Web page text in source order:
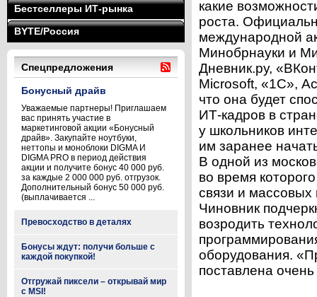
Бестселлеры ИТ-рынка
BYTE/Россия
Спецпредложения
Бонусный драйв
Уважаемые партнеры! Приглашаем
вас принять участие в
маркетинговой акции «Бонусный
драйв». Закупайте ноутбуки,
неттопы и моноблоки DIGMA И
DIGMA PRO в период действия
акции и получите бонус 40 000 руб.
за каждые 2 000 000 руб. отгрузок.
Дополнительный бонус 50 000 руб.
(выплачивается ...
Превосходство в деталях
Бонусы ждут: получи больше с
каждой покупкой!
Отгружай пиксели – открывай мир
с MSI!
какие
роста.
международной
Минобрнауки и
Дневник.ру,
Microsoft, «1С»,
что она будет
ИТ-кадров в
у школьников
им заранее
В одной из
во время
связи и
Чиновник
возродить
оборудования.
поставлена